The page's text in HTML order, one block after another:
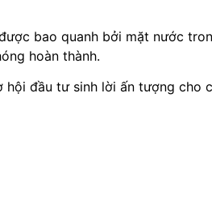
bao quanh bởi mặt nước
hoàn thành.
đầu tư sinh lời ấn tượng cho